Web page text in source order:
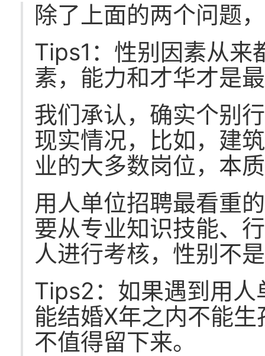
除了上面的两个问题
Tips1：性别因素从来
素，能力和才华才是
我们承认，确实个别
现实情况，比如，建
业的大多数岗位，本
用人单位招聘最看重
要从专业知识技能、
人进行考核，性别不
Tips2：如果遇到用人
能结婚X年之内不能
不值得留下来。